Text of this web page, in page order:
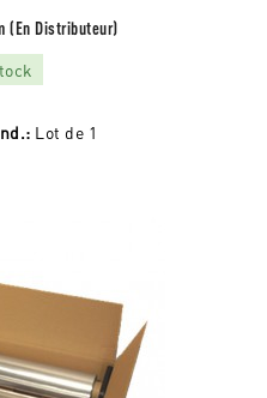
(en Distributeur)
Lot de 1